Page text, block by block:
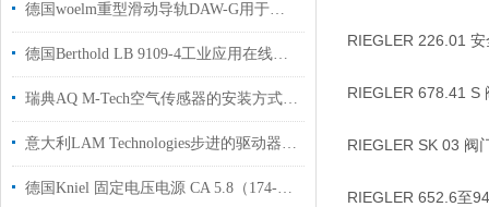
德国woelm重型滑动导轨DAW-G用于建筑行业使用国内现货
德国Berthold LB 9109-4工业应用在线浓度测量原厂供货
瑞典AQ M-Tech空气传感器的安装方式推荐
意大利LAM Technologies步进的驱动器DS1084用于包装行业
德国Kniel 固定电压电源 CA 5.8（174-000-02）用于医疗以及实验至技术
RIEGLER 226.01 安
RIEGLER 678.41 S
RIEGLER SK 03 阀
RIEGLER 652.6至